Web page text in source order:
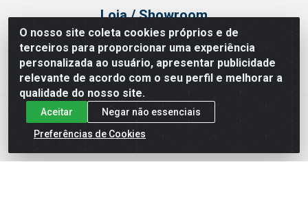
O nosso site coleta cookies próprios e de
terceiros para proporcionar uma experiência
personalizada ao usuário, apresentar publicidade
relevante de acordo com o seu perfil e melhorar a
qualidade do nosso site.
Aceitar
Negar não essenciais
Preferências de Cookies
Loja / Showroom
Tel.: (11) 3314 6400
Av Vautier, 468 - Pari - São Paulo/SP
Issam Importação e Exportação LTDA - Av. Vautier, 468 - Pari, São
Paulo/ SP - CEP 03032-000 - CNPJ 00.327.385/0003-68